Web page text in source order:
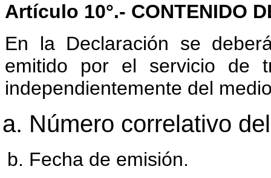
Artículo 10°.- CONTENIDO
En la Declaración se
emitido por el servicio de
independientemente del
Número correlativo
Fecha de emisión.